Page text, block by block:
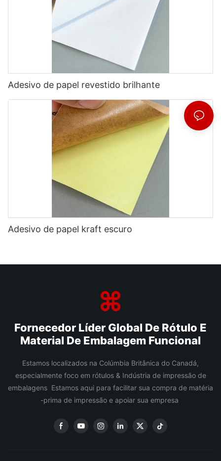
Adesivo de papel revestido brilhante
Adesivo de papel kraft escuro
Fornecedor Líder Global De Rótulo E
Material De Embalagem Funcional
Estamos localizados na Colúmbia Britânica do Canadá,
especialmente foco em rótulos & Indústria de impressão de
embalagens Estamos aqui para facilitar sua compra de matéria
-prima de impressão e apoiar sua empresa